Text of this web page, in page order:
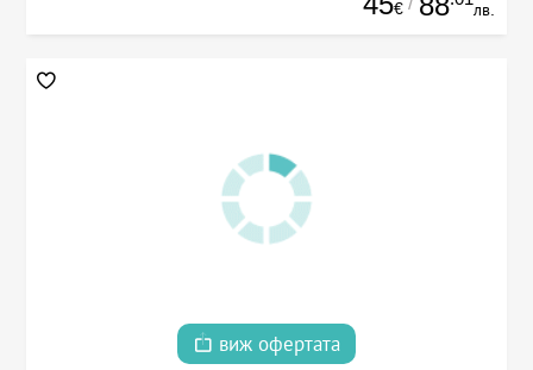
€ лв.
виж офертата